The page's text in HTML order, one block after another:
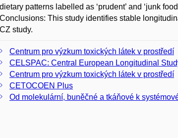
dietary patterns labelled as ‘prudent’ and ‘junk
Conclusions: This study identifies stable
CZ study.
Centrum pro výzkum toxických látek v prostředí
CELSPAC: Central European Longitudinal
Centrum pro výzkum toxických látek v prostředí
CETOCOEN Plus
Od molekulární, buněčné a tkáňové k